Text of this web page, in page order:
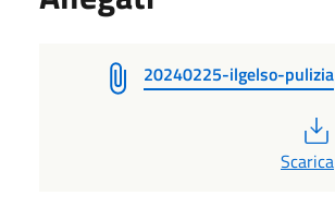
20240225-ilgelso-pulizia
Scarica